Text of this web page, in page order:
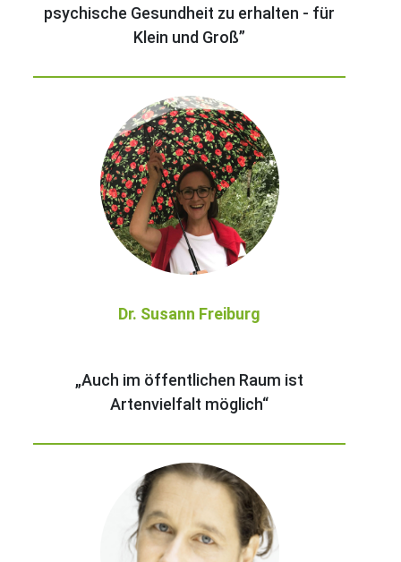
psychische Gesundheit zu erhalten - für
Klein und Groß”
Dr. Susann Freiburg
„Auch im öffentlichen Raum ist
Artenvielfalt möglich“